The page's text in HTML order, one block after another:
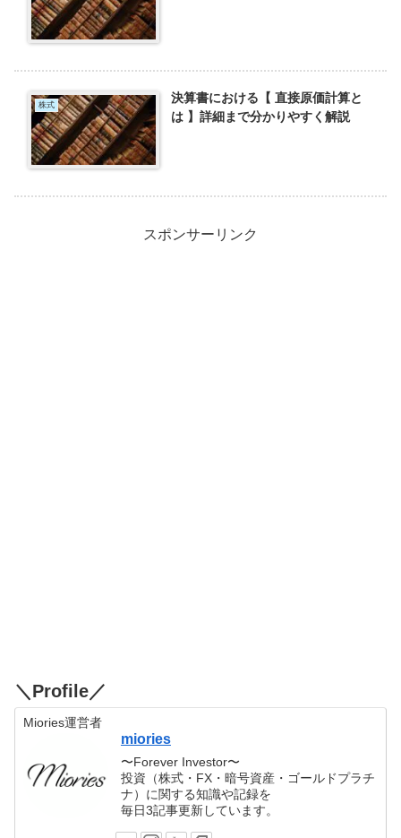
株式
決算書における【 直接原価計算と
は 】詳細まで分かりやすく解説
スポンサーリンク
＼Profile／
Miories運営者
miories
〜Forever Investor〜
投資（株式・FX・暗号資産・ゴールドプラチ
ナ）に関する知識や記録を
毎日3記事更新しています。